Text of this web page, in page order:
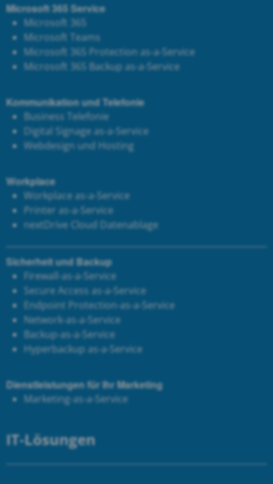
Microsoft 365 Service
Microsoft 365
Microsoft Teams
Microsoft 365 Protection as-a-Service
Microsoft 365 Backup as-a-Service
Kommunikation und Telefonie
Business Telefonie
Digital Signage as-a-Service
Webdesign und Hosting
Workplace
Workplace as-a-Service
Printer as-a-Service
nextDrive Cloud Datenablage
Sicherheit und Backup
Firewall-as-a-Service
Secure Access as-a-Service
Endpoint Protection-as-a-Service
Network-as-a-Service
Backup-as-a-Service
Hyperbackup as-a-Service
Dienstleistungen für Ihr Marketing
Marketing-as-a-Service
IT-Lösungen